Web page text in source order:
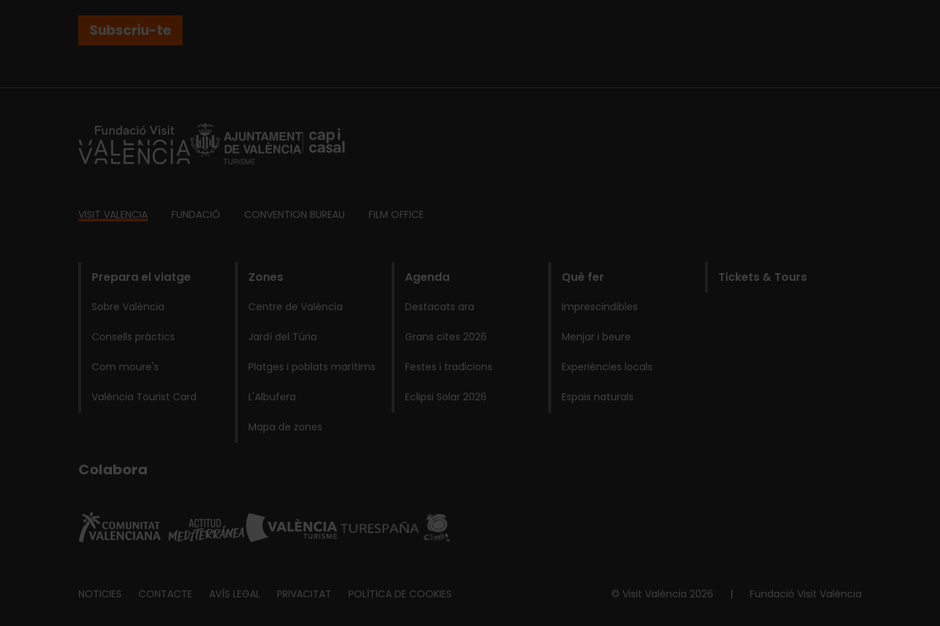
Subscriu-te
https://fundacion.visitvalencia.com/
Footer
VISIT VALENCIA FUNDACIÓ CONVENTION BUREAU FILM OFFICE
Prepara el viatge
Sobre València
Consells pràctics
Com moure's
València Tourist Card
Zones
Centre de València
Jardí del Túria
Platges i poblats marítims
L'Albufera
Mapa de zones
Agenda
Destacats ara
Grans cites 2026
Festes i tradicions
Eclipsi Solar 2026
Què fer
Imprescindibles
Menjar i beure
Experiències locals
Espais naturals
Tickets & Tours
Colabora
Footer
NOTICIES CONTACTE AVÍS LEGAL PRIVACITAT POLÍTICA DE COOKIES © Visit València 2026 | Fundació Visit València